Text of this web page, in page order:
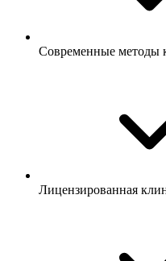
Современные методы
Лицензированная